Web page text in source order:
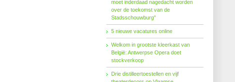
moet inderdaad nagedacht worden
over de toekomst van de
Stadsschouwburg''
5 nieuwe vacatures online
Welkom in grootste kleerkast van
België: Antwerpse Opera doet
stockverkoop
Drie distilleertoestellen en vijf